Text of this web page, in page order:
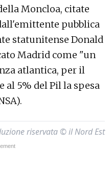
Moncloa, citate
pubblica
statunitense Donald
Madrid come "un
atlantica, per il
5% del Pil la spesa
riservata © il Nord Est